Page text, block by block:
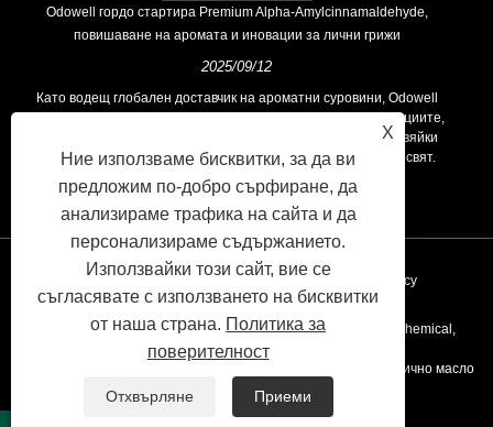
Odowell гордо стартира Premium Alpha-Amylcinnamaldehyde,
повишаване на аромата и иновации за лични грижи
2025/09/12
Като водещ глобален доставчик на ароматни суровини, Odowell
поддържа основна философия на „ориентирана към иновациите,
фокусирани върху качеството“, последователно предоставяйки
превъзходни решения за аромати на клиентите по целия свят.
Privacy Policy
Copyright © 2020 Kunshan Odowell Co., Ltd - China Aroma Chemical,
Производители на съставки на аромата, доставчици на етерично масло
Всички права запазени.
X
Ние използваме бисквитки, за да ви
предложим по-добро сърфиране, да
анализираме трафика на сайта и да
персонализираме съдържанието.
Използвайки този сайт, вие се
съгласявате с използването на бисквитки
от наша страна. Политика за
поверителност
Отхвърляне Приеми